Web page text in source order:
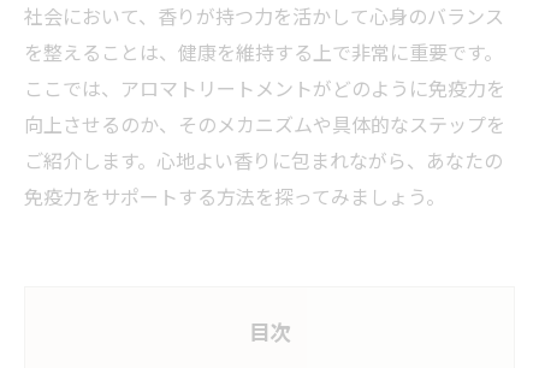
社会において、香りが持つ力を活かして心身のバランス
を整えることは、健康を維持する上で非常に重要です。
ここでは、アロマトリートメントがどのように免疫力を
向上させるのか、そのメカニズムや具体的なステップを
ご紹介します。心地よい香りに包まれながら、あなたの
免疫力をサポートする方法を探ってみましょう。
目次